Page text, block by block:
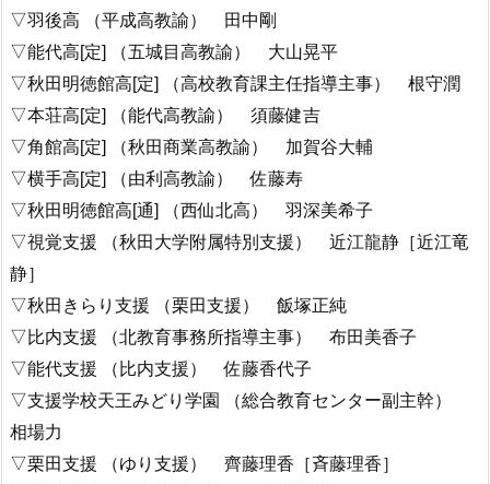
▽羽後高 （平成高教諭） 田中剛
▽能代高[定] （五城目高教諭） 大山晃平
▽秋田明徳館高[定] （高校教育課主任指導主事） 根守潤
▽本荘高[定] （能代高教諭） 須藤健吉
▽角館高[定] （秋田商業高教諭） 加賀谷大輔
▽横手高[定] （由利高教諭） 佐藤寿
▽秋田明徳館高[通] （西仙北高） 羽深美希子
▽視覚支援 （秋田大学附属特別支援） 近江龍静［近江竜
静］
▽秋田きらり支援 （栗田支援） 飯塚正純
▽比内支援 （北教育事務所指導主事） 布田美香子
▽能代支援 （比内支援） 佐藤香代子
▽支援学校天王みどり学園 （総合教育センター副主幹）
相場力
▽栗田支援 （ゆり支援） 齊藤理香［斉藤理香］